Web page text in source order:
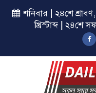
শনিবার | ২৪শে
খ্রিস্টাব্দ | ২৪শে